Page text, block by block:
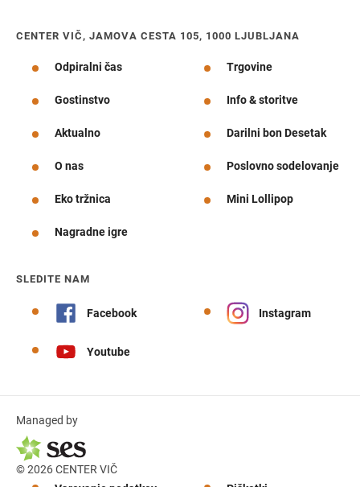
CENTER VIČ, JAMOVA CESTA 105, 1000 LJUBLJANA
Odpiralni čas Trgovine
Gostinstvo Info & storitve
Aktualno Darilni bon Desetak
O nas Poslovno sodelovanje
Eko tržnica Mini Lollipop
Nagradne igre
SLEDITE NAM
Facebook Instagram
Youtube
Managed by
© 2026 CENTER VIČ